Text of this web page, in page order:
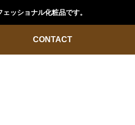
ッショナル化粧品です。
CONTACT